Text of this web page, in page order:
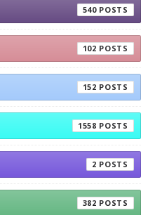
540
102
152
1558
2
382